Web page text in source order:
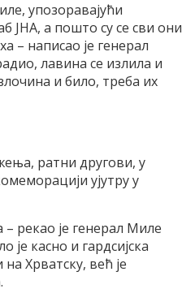
упозоравајући
ЈНА, а пошто су се сви они
– написао је генерал
лавина се излила и
и било, треба их
ратни другови, у
ујутру у
рекао је генерал Миле
касно и гардсијска
Хрватску, већ је